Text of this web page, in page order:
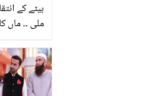
بیٹے کے
ملی ۔۔ ماں
ماہ بعد